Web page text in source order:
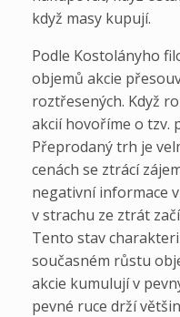
když masy kupují.
Podle Kostolányho
objemů akcie
roztřesených. Když
akcií hovoříme o tzv.
Přeprodaný trh je
cenách se ztrácí
negativní informace
v strachu ze ztrát
Tento stav
současném růstu
akcie kumulují v
pevné ruce drží